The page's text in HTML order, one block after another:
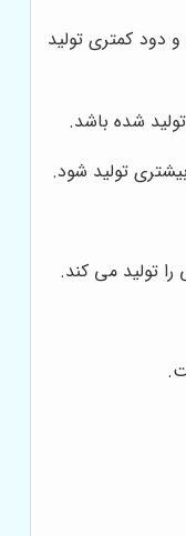
دود کمتری تولید
شده باشد.
تولید شود.
تولید می کند.